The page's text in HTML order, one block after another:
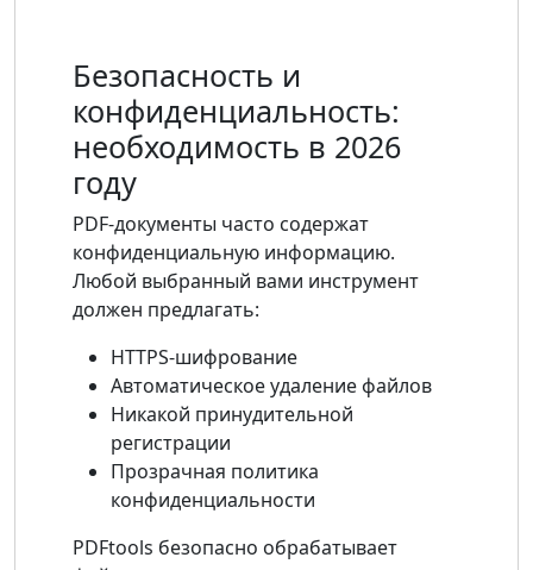
Безопасность и
конфиденциальность:
необходимость в 2026
году
PDF-документы часто содержат
конфиденциальную информацию.
Любой выбранный вами инструмент
должен предлагать:
HTTPS-шифрование
Автоматическое удаление файлов
Никакой принудительной
регистрации
Прозрачная политика
конфиденциальности
PDFtools безопасно обрабатывает